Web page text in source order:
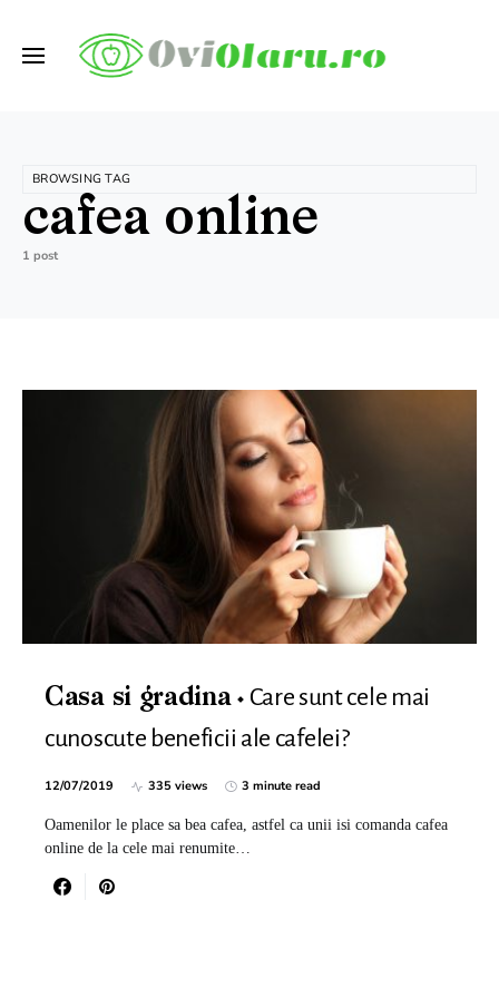
BROWSING TAG
cafea online
1 post
Casa si gradina
Care sunt cele mai
cunoscute beneficii ale cafelei?
12/07/2019 335 views 3 minute read
Oamenilor le place sa bea cafea, astfel ca unii isi comanda cafea
online de la cele mai renumite…